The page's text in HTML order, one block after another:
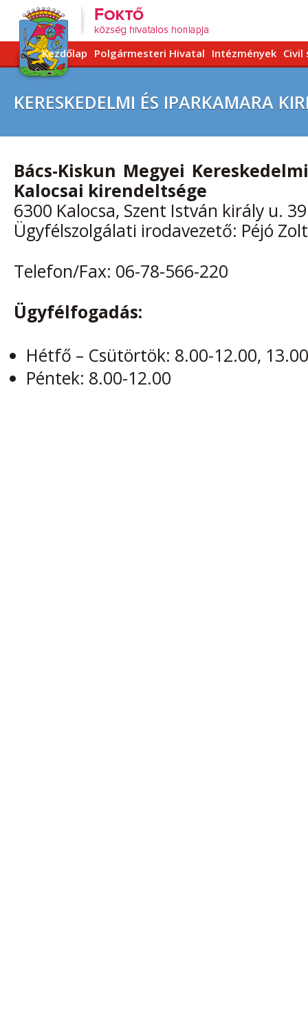
Kezdőlap Polgármesteri Hivatal Intézmények Civil
KERESKEDELMI ÉS IPARKAMARA
Bács-Kiskun Megyei
Kalocsai kirendeltsége
6300 Kalocsa, Szent István király u.
Ügyfélszolgálati irodavezető: Péjó
Telefon/Fax: 06-78-566-220
Ügyfélfogadás:
Hétfő – Csütörtök: 8.00-12.00,
Péntek: 8.00-12.00